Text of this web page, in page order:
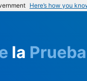
Here’s how you
la Prueba